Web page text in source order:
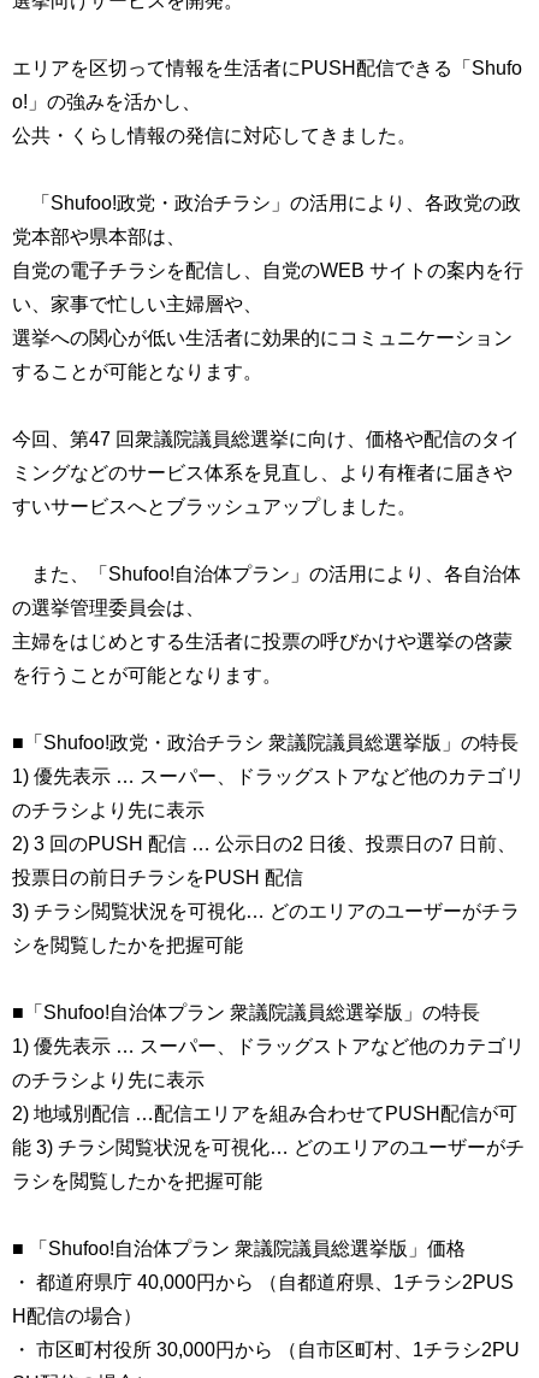
エリアを区切って情報を生活者にPUSH配信できる「Shufo
o!」の強みを活かし、
公共・くらし情報の発信に対応してきました。
「Shufoo!政党・政治チラシ」の活用により、各政党の政
党本部や県本部は、
自党の電子チラシを配信し、自党のWEB サイトの案内を行
い、家事で忙しい主婦層や、
選挙への関心が低い生活者に効果的にコミュニケーション
することが可能となります。
今回、第47 回衆議院議員総選挙に向け、価格や配信のタイ
ミングなどのサービス体系を見直し、より有権者に届きや
すいサービスへとブラッシュアップしました。
また、「Shufoo!自治体プラン」の活用により、各自治体
の選挙管理委員会は、
主婦をはじめとする生活者に投票の呼びかけや選挙の啓蒙
を行うことが可能となります。
■「Shufoo!政党・政治チラシ 衆議院議員総選挙版」の特長
1) 優先表示 … スーパー、ドラッグストアなど他のカテゴリ
のチラシより先に表示
2) 3 回のPUSH 配信 … 公示日の2 日後、投票日の7 日前、
投票日の前日チラシをPUSH 配信
3) チラシ閲覧状況を可視化… どのエリアのユーザーがチラ
シを閲覧したかを把握可能
■「Shufoo!自治体プラン 衆議院議員総選挙版」の特長
1) 優先表示 … スーパー、ドラッグストアなど他のカテゴリ
のチラシより先に表示
2) 地域別配信 …配信エリアを組み合わせてPUSH配信が可
能 3) チラシ閲覧状況を可視化… どのエリアのユーザーがチ
ラシを閲覧したかを把握可能
■ 「Shufoo!自治体プラン 衆議院議員総選挙版」価格
・ 都道府県庁 40,000円から （自都道府県、1チラシ2PUS
H配信の場合）
・ 市区町村役所 30,000円から （自市区町村、1チラシ2PU